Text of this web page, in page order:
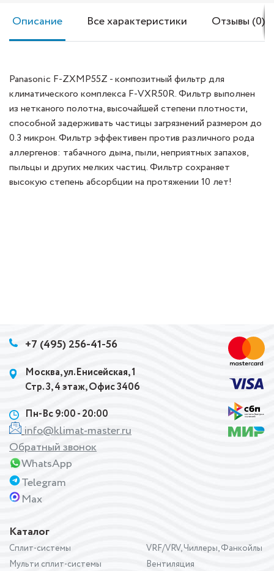
Описание Все характеристики Отзывы (0)
Panasonic F-ZXMP55Z - композитный фильтр для
климатического комплекса F-VXR50R. Фильтр выполнен
из нетканого полотна, высочайшей степени плотности,
способной задерживать частицы загрязнений размером до
0.3 микрон. Фильтр эффективен против различного рода
аллергенов: табачного дыма, пыли, неприятных запахов,
пыльцы и других мелких частиц. Фильтр сохраняет
высокую степень абсорбции на протяжении 10 лет!
Каталог
Сплит-системы
Мульти сплит-системы
VRF/VRV, Чиллеры, Фанкойлы
Вентиляция
+7 (495) 256-41-56
Москва, ул.Енисейская, 1
Стр. 3, 4 этаж, Офис 3406
Пн-Вс 9:00 - 20:00
info@klimat-master.ru
Обратный звонок
WhatsApp
Telegram
Max